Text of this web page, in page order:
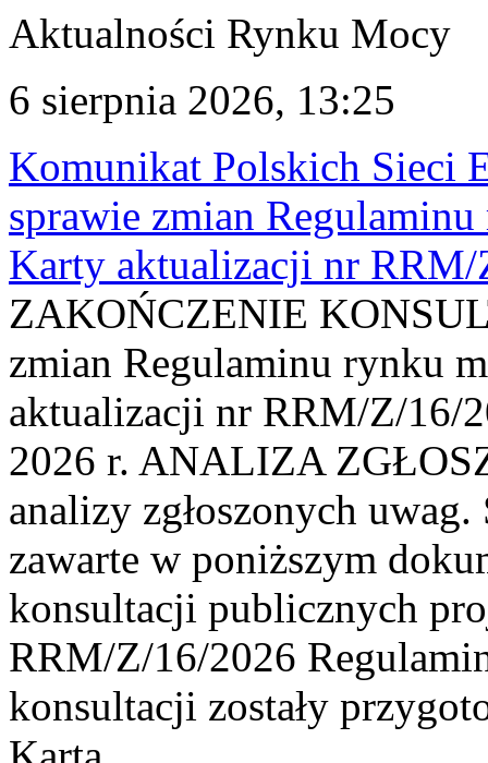
Aktualności Rynku Mocy
6 sierpnia 2026, 13:25
Komunikat Polskich Sieci
sprawie zmian
Karty aktualizacji nr
ZAKOŃCZENIE
zmian Regulaminu rynku
aktualizacji nr RRM/Z/16/
2026 r. ANALIZA
analizy zgłoszonych
zawarte w poniższym
konsultacji publicznych
RRM/Z/16/2026
konsultacji zostały